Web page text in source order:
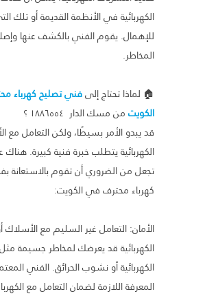
الكهربائية في الأنظمة القديمة أو تلك
للإهمال. يقوم الفني بالكشف عنها
المخاطر.
🏠 لماذا تحتاج إلىفني تصليح كهرباء
الكويتمن مسك الدار ١٨٨٦٥٥٤ ؟
قد يبدو الأمر بسيطًا، ولكن التعامل مع
الكهربائية يتطلب خبرة فنية كبيرة.
تجعل من الضروري أن تقوم بالاستعانة
كهرباء محترف في الكويت:
الأمان: التعامل غير السليم مع الأسلاك
الكهربائية قد يعرضك لمخاطر جسيمة
الكهربائية أو نشوب الحرائق. الفني
المعرفة اللازمة لضمان التعامل مع